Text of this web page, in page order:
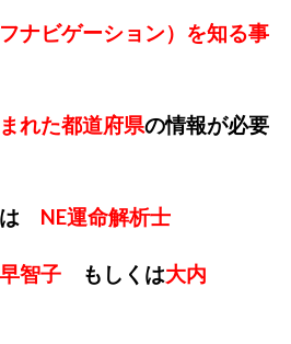
ナビゲーション）を知る事
れた都道府県の情報が必要
NE運命解析士
智子 もしくは大内